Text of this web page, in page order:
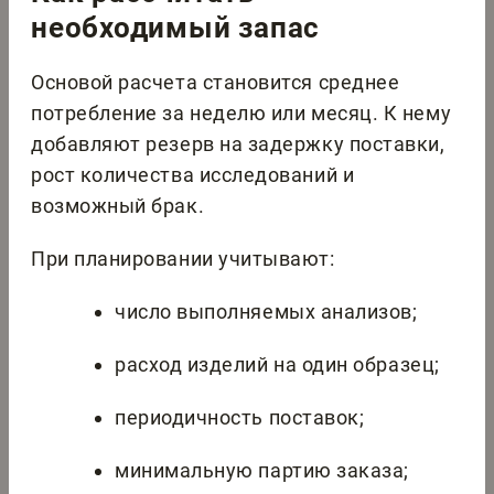
необходимый запас
Основой расчета становится среднее
потребление за неделю или месяц. К нему
добавляют резерв на задержку поставки,
рост количества исследований и
возможный брак.
При планировании учитывают:
число выполняемых анализов;
расход изделий на один образец;
периодичность поставок;
минимальную партию заказа;